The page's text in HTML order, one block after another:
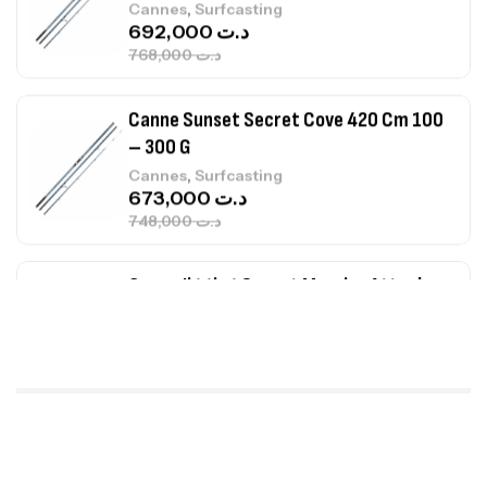
Cannes, Surfcasting
د.ت
د.ت 673,000
Canne Jigging Sunset Massive Attack
1.83m 120/250gr 30kg
Cannes, Jigging
د.ت
د.ت340,000